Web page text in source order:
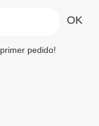
pedido!